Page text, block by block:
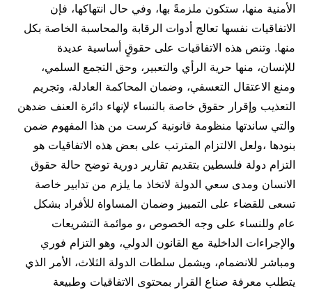
الأمنية منها، ستكون ملزمةً بها، وفي حال انتهاكها، فإن
الاتفاقيات نفسها تعالج أدوات الرقابة والمحاسبة الخاصة بكل
منها. وتنص هذه الاتفاقيات على حقوقٍ أساسية عديدة
للإنسان، منها حرية الرأي والتعبير، وحق التجمع السلمي،
ومنع الاعتقال التعسفي، وضمان المحاكمة العادلة، وتجريم
التعذيب وإقرار حقوق خاصة بالنساء لإنهاء دائرة العنف ضدهن
والتي ساندتها منظومة قانونية كرست من هذا المفهوم ضمن
بنودها ،ولعل الالتزام المترتب على بعض هذه الاتفاقيات هو
التزام دولة فلسطين بتقديم تقارير دورية توضح حالة حقوق
الانسان ومدى سعي الدولة لاتخاذ ما يلزم من تدابير خاصة
تسعى للقضاء على التمييز وضمان المساواة للأفراد بشكل
عام وللنساء على وجه الخصوص ،و موائمة التشريعات
والإجراءات الداخلية مع القانون الدولي، وهو التزام فوري
ومباشر للانضمام، ويشمل سلطات الدولة الثلاث، الأمر الذي
يتطلب معرفة صناع القرار بمحتوى الاتفاقيات وطبيعة